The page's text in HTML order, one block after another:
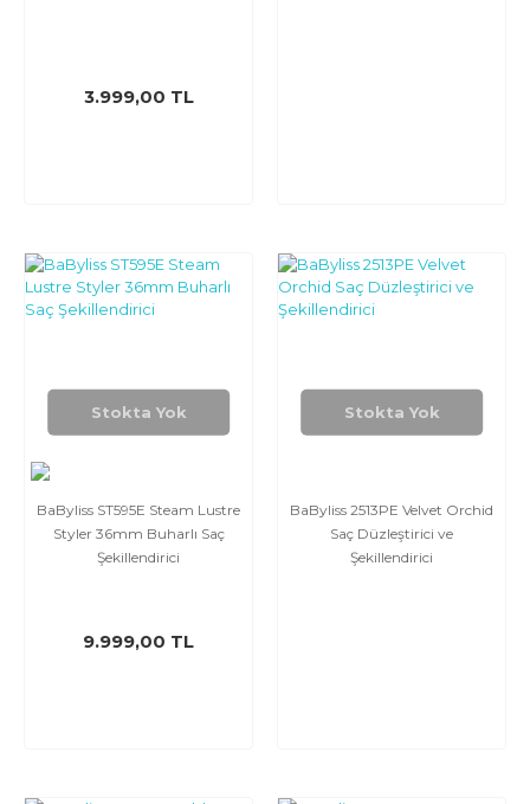
3.999,00 TL
Stokta Yok
BaByliss ST595E Steam Lustre
Styler 36mm Buharlı Saç
Şekillendirici
9.999,00 TL
Stokta Yok
BaByliss 2513PE Velvet Orchid
Saç Düzleştirici ve
Şekillendirici